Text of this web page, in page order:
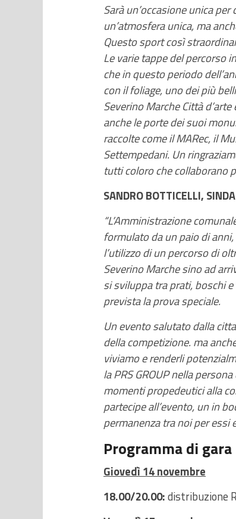
Sarà un’occasione unica
un’atmosfera unica, ma
Questo sport così
Le varie tappe del percorso
che in questo periodo
con il foliage, uno dei più
Severino Marche Città
anche le porte dei suoi
raccolte come il MARec, il
Settempedani. Un
tutti coloro che collaborano
SANDRO BOTTICELLI,
“L’Amministrazione
formulato da un paio di
l’utilizzo di un percorso di
Severino Marche sino ad
si sviluppa tra prati, boschi
prevista la prova speciale.
Un evento salutato dalla
della competizione. ma
viviamo e renderli
la PRS GROUP nella
momenti propedeutici alla
partecipe all’evento, un in
permanenza tra noi per essi
Programma di gara
Giovedì 14 novembre
18.00/20.00:distribuzione